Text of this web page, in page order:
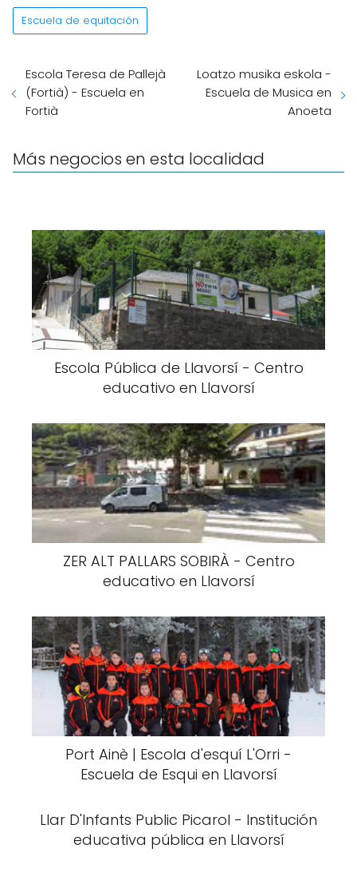
Escuela de equitación
Escola Teresa de Pallejà
(Fortià) - Escuela en
Fortià
Loatzo musika eskola -
Escuela de Musica en
Anoeta
Más negocios en esta localidad
Escola Pública de Llavorsí - Centro
educativo en Llavorsí
ZER ALT PALLARS SOBIRÀ - Centro
educativo en Llavorsí
Port Ainè | Escola d'esquí L'Orri -
Escuela de Esqui en Llavorsí
Llar D'Infants Public Picarol - Institución
educativa pública en Llavorsí